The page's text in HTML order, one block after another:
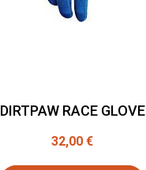
DIRTPAW RACE GLOVE
32,00 €